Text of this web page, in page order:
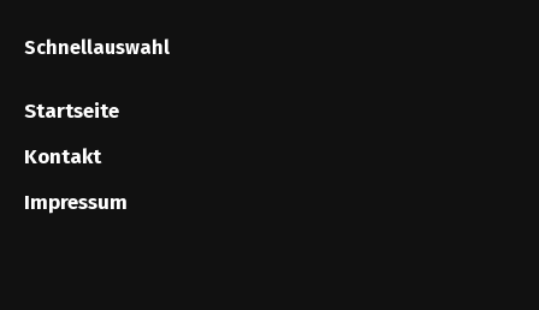
Schnellauswahl
Startseite
Kontakt
Impressum